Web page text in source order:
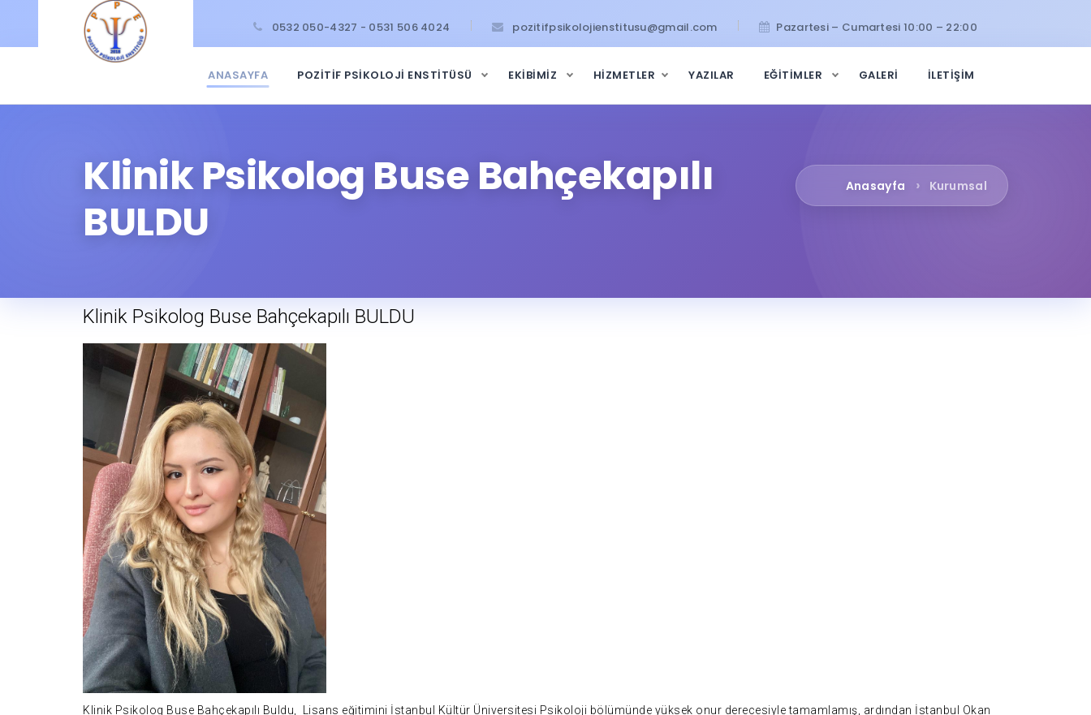
0532 050-4327 - 0531 506 4024 pozitifpsikolojienstitusu@gmail.com Pazartesi – Cumartesi 10:00 – 22:00
ANASAYFA POZİTİF PSİKOLOJİ ENSTİTÜSÜ EKİBİMİZ HİZMETLER YAZILAR EĞİTİMLER GALERİ İLETİŞİM
Klinik Psikolog Buse Bahçekapılı
BULDU
Anasayfa Kurumsal
Klinik Psikolog Buse Bahçekapılı BULDU
Klinik Psikolog Buse Bahçekapılı Buldu, Lisans eğitimini İstanbul Kültür Üniversitesi Psikoloji bölümünde yüksek onur derecesiyle tamamlamış, ardından İstanbul Okan